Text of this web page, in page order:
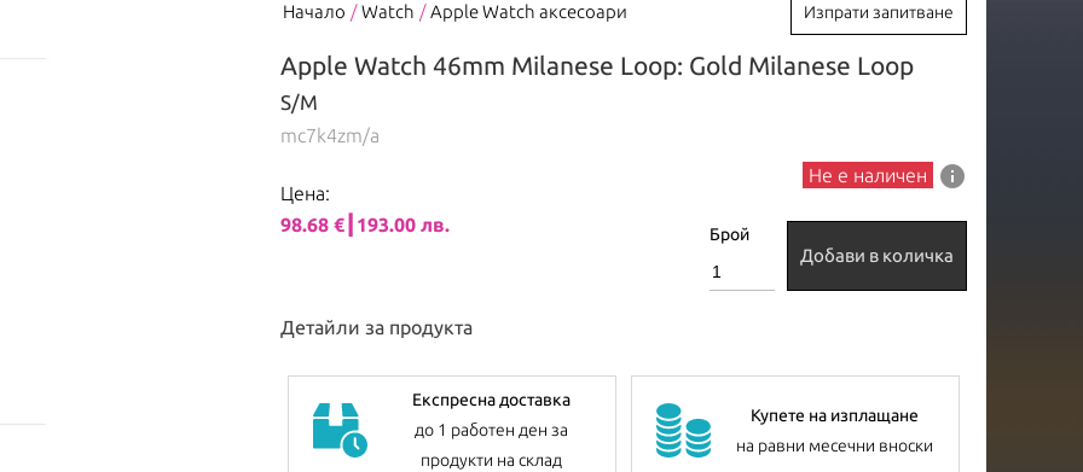
Начало / Watch / Apple Watch аксесоари Изпрати запитване
Apple Watch 46mm Milanese Loop: Gold Milanese Loop
S/M
mc7k4zm/a
Цена:
98.68 €┃193.00 лв.
Не е наличен info
Брой
Добави в количка
Детайли за продукта
Експресна доставка
до 1 работен ден за
продукти на склад
Купете на изплащане
на равни месечни вноски